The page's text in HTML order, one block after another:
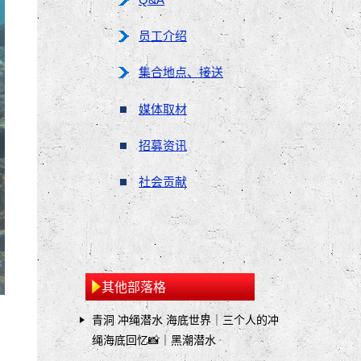
员工介绍
集合地点、接送
媒体取材
招募资讯
社会贡献
其他部落格
青洞 冲绳潜水 海底世界｜三个人的冲
绳海底回忆📸｜黑潮潜水